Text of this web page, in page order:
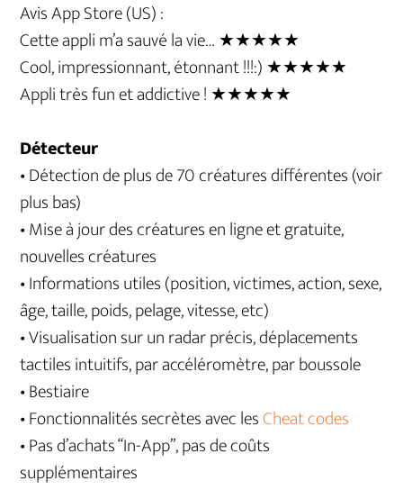
Avis App Store (US) :
Cette appli m’a sauvé la vie… ★★★★★
Cool, impressionnant, étonnant !!!:) ★★★★★
Appli très fun et addictive ! ★★★★★
Détecteur
• Détection de plus de 70 créatures différentes (voir
plus bas)
• Mise à jour des créatures en ligne et gratuite,
nouvelles créatures
• Informations utiles (position, victimes, action, sexe,
âge, taille, poids, pelage, vitesse, etc)
• Visualisation sur un radar précis, déplacements
tactiles intuitifs, par accéléromètre, par boussole
• Bestiaire
• Fonctionnalités secrètes avec lesCheat codes
• Pas d’achats “In-App”, pas de coûts
supplémentaires